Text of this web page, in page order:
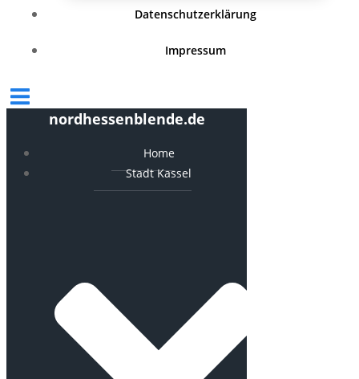
Datenschutzerklärung
Impressum
nordhessenblende.de
Home
Stadt Kassel